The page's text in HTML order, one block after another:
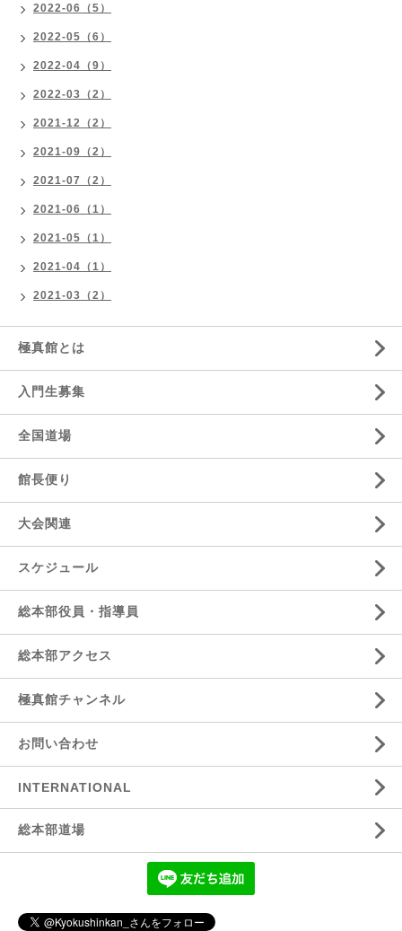
2022-06（5）
2022-05（6）
2022-04（9）
2022-03（2）
2021-12（2）
2021-09（2）
2021-07（2）
2021-06（1）
2021-05（1）
2021-04（1）
2021-03（2）
極真館とは
入門生募集
全国道場
館長便り
大会関連
スケジュール
総本部役員・指導員
総本部アクセス
極真館チャンネル
お問い合わせ
INTERNATIONAL
総本部道場